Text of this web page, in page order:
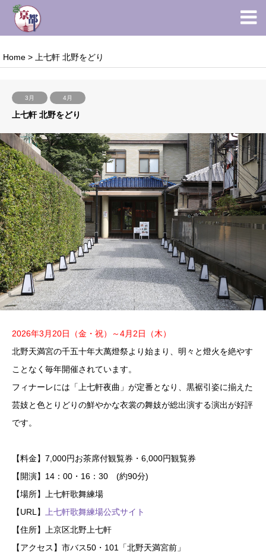
Home > 上七軒 北野をどり
3月 4月
上七軒 北野をどり
2026年3月20日（金・祝）～4月2日（木）
北野天満宮の千五十年大萬燈祭より始まり、明々と燈火を絶やす
ことなく毎年開催されています。
フィナーレには「上七軒夜曲」が定番となり、黒裾引姿に揃えた
芸妓と色とりどりの鮮やかな衣裳の舞妓が総出演する演出が好評
です。
【料金】7,000円お茶席付観覧券・6,000円観覧券
【開演】14：00・16：30 (約90分)
【場所】上七軒歌舞練場
【URL】 上七軒歌舞練場公式サイト
【住所】上京区北野上七軒
【アクセス】市バス50・101「北野天満宮前」